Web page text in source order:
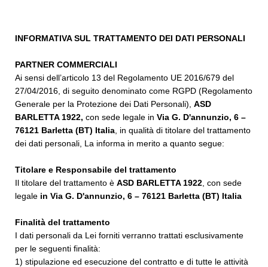
INFORMATIVA SUL TRATTAMENTO DEI DATI PERSONALI
PARTNER COMMERCIALI
Ai sensi dell’articolo 13 del Regolamento UE 2016/679 del
27/04/2016, di seguito denominato come RGPD (Regolamento
Generale per la Protezione dei Dati Personali), ASD
BARLETTA 1922, con sede legale in Via G. D'annunzio, 6 –
76121 Barletta (BT) Italia , in qualità di titolare del trattamento
dei dati personali, La informa in merito a quanto segue:
Titolare e Responsabile del trattamento
Il titolare del trattamento è ASD BARLETTA 1922 , con sede
legale in Via G. D'annunzio, 6 – 76121 Barletta (BT) Italia
Finalità del trattamento
I dati personali da Lei forniti verranno trattati esclusivamente
per le seguenti finalità:
1) stipulazione ed esecuzione del contratto e di tutte le attività